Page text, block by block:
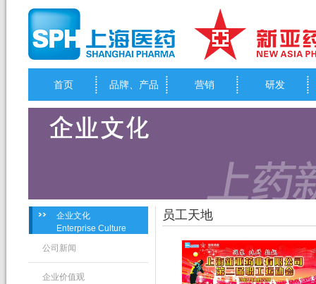
首页 品牌、产品 营销 研发
企业文化
Enterprise Culture
公司新闻
企业价值观
员工天地